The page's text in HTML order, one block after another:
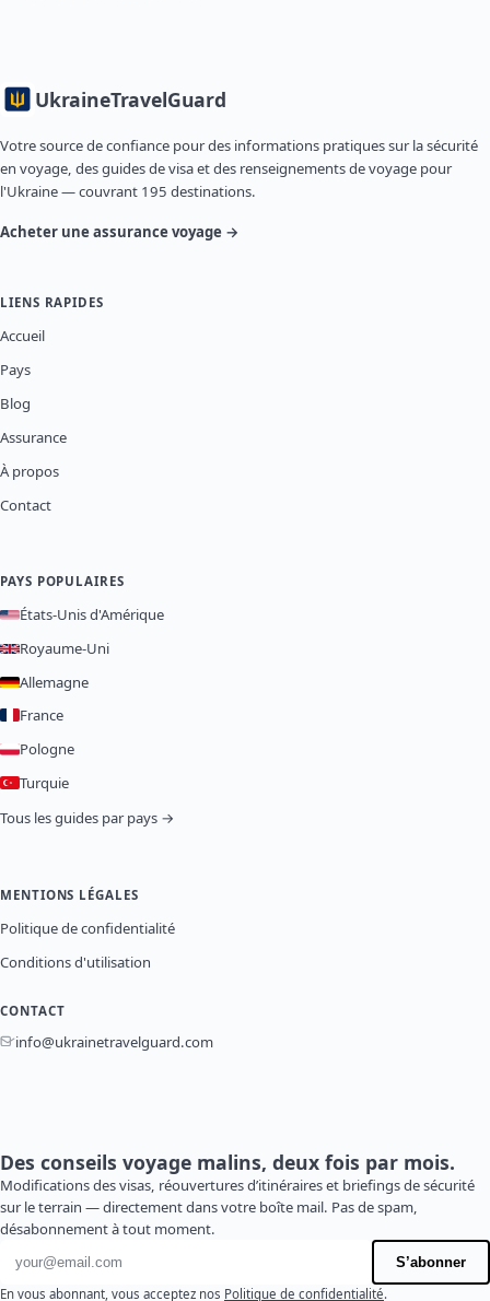
UkraineTravelGuard
Votre source de confiance pour des informations pratiques sur la sécurité
en voyage, des guides de visa et des renseignements de voyage pour
l'Ukraine — couvrant 195 destinations.
Acheter une assurance voyage →
LIENS RAPIDES
Accueil
Pays
Blog
Assurance
À propos
Contact
PAYS POPULAIRES
États-Unis d'Amérique
Royaume-Uni
Allemagne
France
Pologne
Turquie
Tous les guides par pays →
MENTIONS LÉGALES
Politique de confidentialité
Conditions d'utilisation
CONTACT
info@ukrainetravelguard.com
Des conseils voyage malins, deux fois par mois.
Modifications des visas, réouvertures d’itinéraires et briefings de sécurité
sur le terrain — directement dans votre boîte mail. Pas de spam,
désabonnement à tout moment.
Adresse e-mail
S’abonner
En vous abonnant, vous acceptez nos Politique de confidentialité.